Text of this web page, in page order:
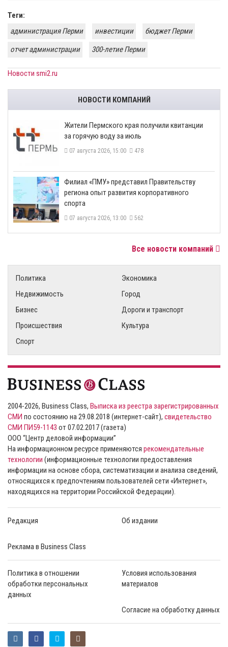
Теги:
администрация Перми
инвестиции
бюджет Перми
отчет администрации
300-летие Перми
Новости smi2.ru
НОВОСТИ КОМПАНИЙ
​Жители Пермского края получили квитанции
за горячую воду за июль
07 августа 2026, 15:00 478
​Филиал «ПМУ» представил Правительству
региона опыт развития корпоративного
спорта
07 августа 2026, 13:00 562
Все новости компаний
Политика
Экономика
Недвижимость
Город
Бизнес
Дороги и транспорт
Происшествия
Культура
Спорт
2004-2026, Business Class, Выписка из реестра зарегистрированных
СМИ по состоянию на 29.08.2018 (интернет-сайт), свидетельство
СМИ ПИ59-1143 от 07.02.2017 (газета)
ООО “Центр деловой информации”
На информационном ресурсе применяются рекомендательные
технологии (информационные технологии предоставления
информации на основе сбора, систематизации и анализа сведений,
относящихся к предпочтениям пользователей сети «Интернет»,
находящихся на территории Российской Федерации).
Редакция Об издании
Реклама в Business Class
Политика в отношении
обработки персональных
данных
Условия использования
материалов
Согласие на обработку данных